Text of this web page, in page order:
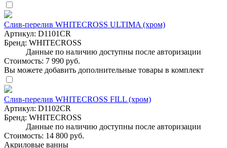
Слив-перелив WHITECROSS ULTIMA (хром)
Артикул: D1101CR
Бренд: WHITECROSS
Данные по наличию доступны после авторизации
Стоимость: 7 990 руб.
Вы можете добавить дополнительные товары в комплект
Слив-перелив WHITECROSS FILL (хром)
Артикул: D1102CR
Бренд: WHITECROSS
Данные по наличию доступны после авторизации
Стоимость: 14 800 руб.
Акриловые ванны